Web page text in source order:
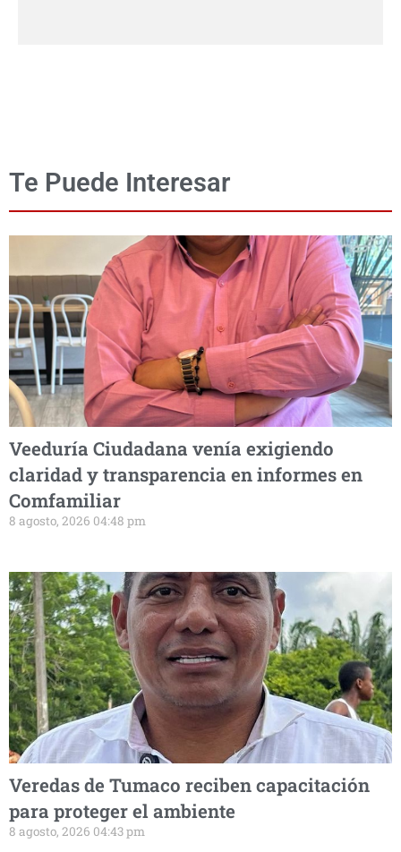
Te Puede Interesar
Veeduría Ciudadana venía exigiendo
claridad y transparencia en informes en
Comfamiliar
8 agosto, 2026 04:48 pm
Veredas de Tumaco reciben capacitación
para proteger el ambiente
8 agosto, 2026 04:43 pm